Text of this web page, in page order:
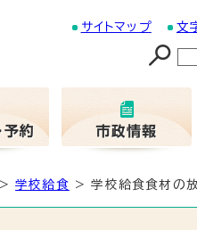
サイトマップ 文
>学校給食 > 学校給食食材の